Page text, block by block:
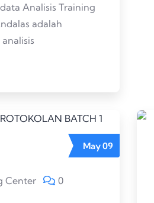
Analisis Training
adalah
May09
Center
0